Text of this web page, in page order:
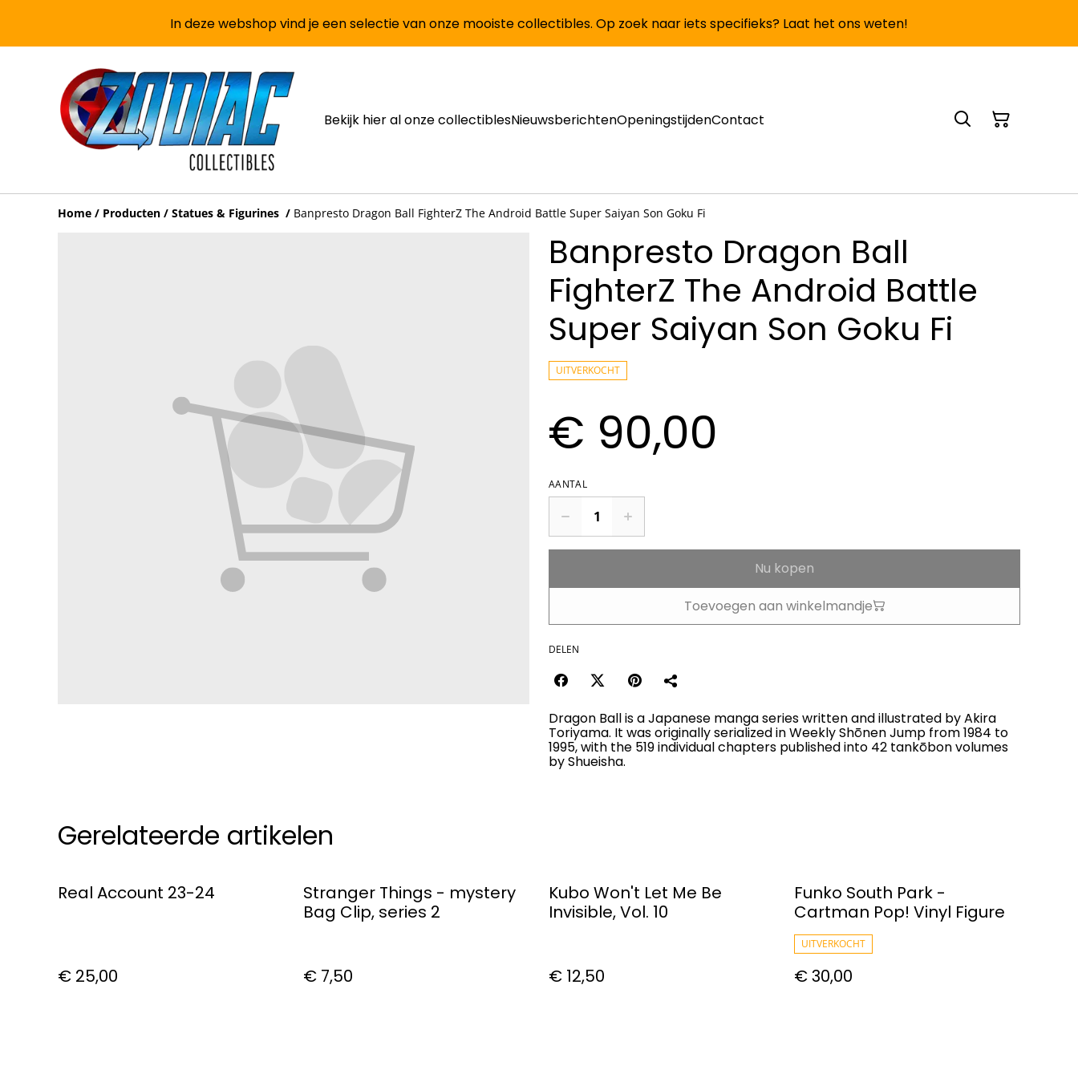
In deze webshop vind je een selectie van onze mooiste collectibles. Op zoek naar iets specifieks? Laat het ons weten!
Bekijk hier al onze collectiblesNieuwsberichtenOpeningstijdenContact
Home / Producten / Statues & Figurines / Banpresto Dragon Ball FighterZ The Android Battle Super Saiyan Son Goku Fi
Banpresto Dragon Ball
FighterZ The Android Battle
Super Saiyan Son Goku Fi
UITVERKOCHT
€ 90,00
AANTAL
Nu kopen
Toevoegen aan winkelmandje
DELEN
Dragon Ball is a Japanese manga series written and illustrated by Akira
Toriyama. It was originally serialized in Weekly Shōnen Jump from 1984 to
1995, with the 519 individual chapters published into 42 tankōbon volumes
by Shueisha.
Gerelateerde artikelen
Real Account 23-24
€ 25,00
Stranger Things - mystery
Bag Clip, series 2
€ 7,50
Kubo Won't Let Me Be
Invisible, Vol. 10
€ 12,50
Funko South Park -
Cartman Pop! Vinyl Figure
UITVERKOCHT
€ 30,00